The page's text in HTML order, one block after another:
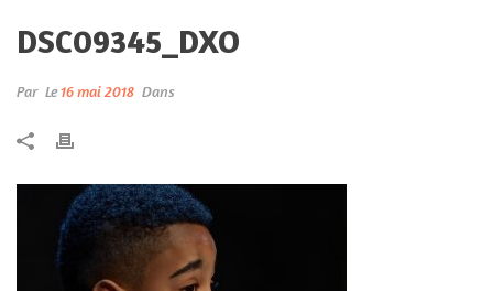
DSC09345_DXO
Par Le16 mai 2018 Dans